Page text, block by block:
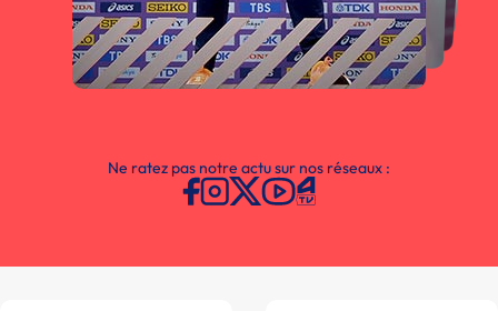
Ne ratez pas notre actu sur nos réseaux :